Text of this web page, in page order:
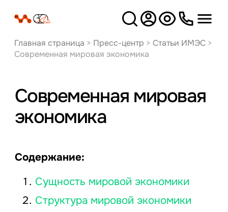
Версия
для слабовидящих
Главная страница > Пресс-центр > Статьи ИМЭС>
Современная мировая экономика
Современная мировая
экономика
Содержание:
Сущность мировой экономики
Структура мировой экономики